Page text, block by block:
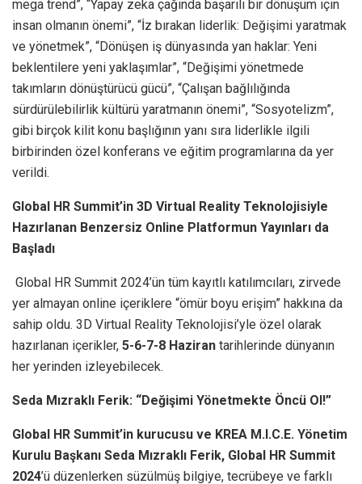
mega trend”, “Yapay zeka çağında başarılı bir dönüşüm için
insan olmanın önemi”, “İz bırakan liderlik: Değişimi yaratmak
ve yönetmek”, “Dönüşen iş dünyasında yan haklar: Yeni
beklentilere yeni yaklaşımlar”, “Değişimi yönetmede
takımların dönüştürücü gücü”, “Çalışan bağlılığında
sürdürülebilirlik kültürü yaratmanın önemi”, “Sosyotelizm”,
gibi birçok kilit konu başlığının yanı sıra liderlikle ilgili
birbirinden özel konferans ve eğitim programlarına da yer
verildi.
Global HR Summit’in 3D Virtual Reality Teknolojisiyle
Hazırlanan Benzersiz Online Platformun Yayınları da
Başladı
Global HR Summit 2024’ün tüm kayıtlı katılımcıları, zirvede
yer almayan online içeriklere “ömür boyu erişim” hakkına da
sahip oldu. 3D Virtual Reality Teknolojisi’yle özel olarak
hazırlanan içerikler, 5-6-7-8 Haziran tarihlerinde dünyanın
her yerinden izleyebilecek.
Seda Mızraklı Ferik: “Değişimi Yönetmekte Öncü Ol!”
Global HR Summit’in kurucusu ve KREA M.I.C.E. Yönetim
Kurulu Başkanı Seda Mızraklı Ferik, Global HR Summit
2024’ü düzenlerken süzülmüş bilgiye, tecrübeye ve farklı